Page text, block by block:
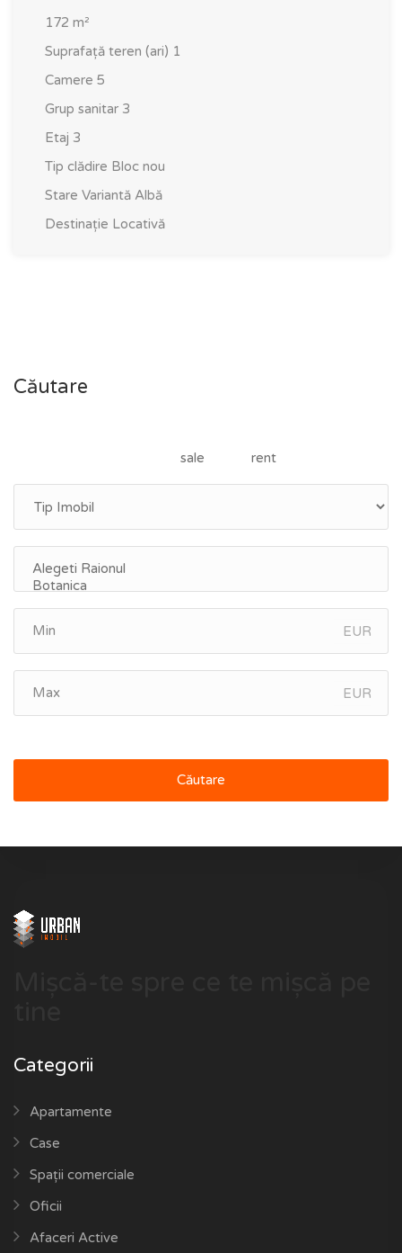
172 m²
Suprafață teren (ari) 1
Camere 5
Grup sanitar 3
Etaj 3
Tip clădire Bloc nou
Stare Variantă Albă
Destinație Locativă
Căutare
sale rent
EUR
EUR
Căutare
Categorii
Apartamente
Case
Spații comerciale
Oficii
Afaceri Active